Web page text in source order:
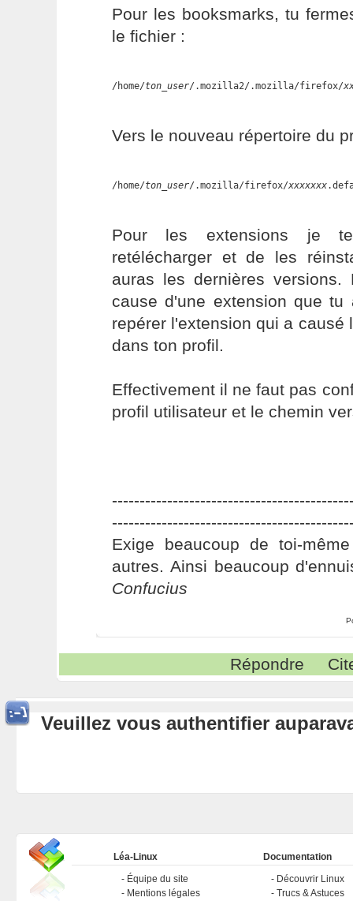
Pour les booksmarks, tu
le fichier :
/home/ton_user/.mozilla2/.mozilla/firefox/
Vers le nouveau répertoire du
/home/ton_user/.mozilla/firefox/xxxxxxx
Pour les extensions je
retélécharger et de les
auras les dernières
cause d'une extension que
repérer l'extension qui a causé
dans ton profil.
Effectivement il ne faut pas
profil utilisateur et le chemin
Exige beaucoup de toi-
autres. Ainsi beaucoup
Confucius
Répondre
Veuillez vous authentifier
Léa-Linux
Équipe du site
Mentions légales
Documentation
Découvrir Linux
Trucs & Astuces